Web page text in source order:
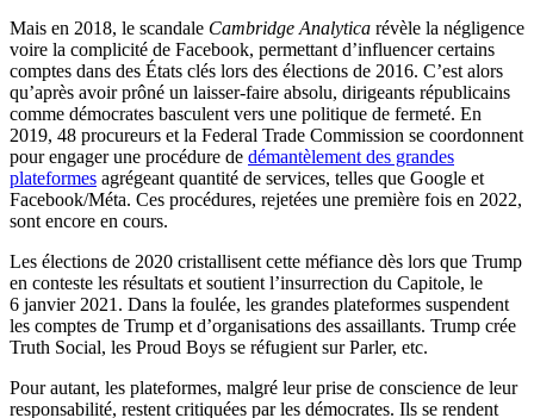
Mais en 2018, le scandale Cambridge Analytica révèle la négligence
voire la complicité de Facebook, permettant d’influencer certains
comptes dans des États clés lors des élections de 2016. C’est alors
qu’après avoir prôné un laisser-faire absolu, dirigeants républicains
comme démocrates basculent vers une politique de fermeté. En
2019, 48 procureurs et la Federal Trade Commission se coordonnent
pour engager une procédure de démantèlement des grandes
plateformes agrégeant quantité de services, telles que Google et
Facebook/Méta. Ces procédures, rejetées une première fois en 2022,
sont encore en cours.
Les élections de 2020 cristallisent cette méfiance dès lors que Trump
en conteste les résultats et soutient l’insurrection du Capitole, le
6 janvier 2021. Dans la foulée, les grandes plateformes suspendent
les comptes de Trump et d’organisations des assaillants. Trump crée
Truth Social, les Proud Boys se réfugient sur Parler, etc.
Pour autant, les plateformes, malgré leur prise de conscience de leur
responsabilité, restent critiquées par les démocrates. Ils se rendent